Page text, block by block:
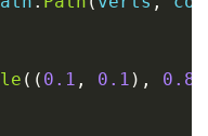
( ( 0.1 , 0.1 ) , 0.8